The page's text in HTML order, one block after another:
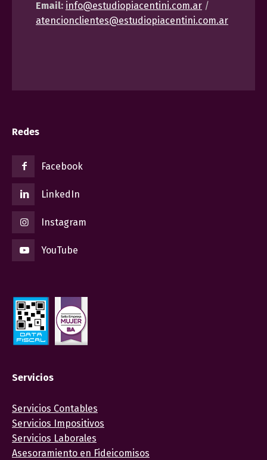
Email: info@estudiopiacentini.com.ar /
atencionclientes@estudiopiacentini.com.ar
Redes
Facebook
LinkedIn
Instagram
YouTube
Servicios
Servicios Contables
Servicios Impositivos
Servicios Laborales
Asesoramiento en Fideicomisos